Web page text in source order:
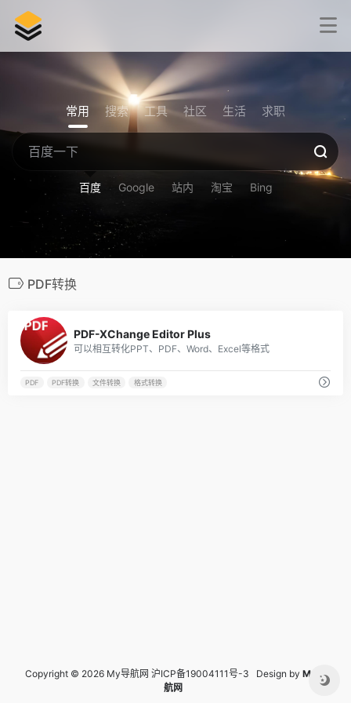
常用 搜索 工具 社区 生活 求职
百度 Google 站内 淘宝 Bing
PDF转换
PDF-XChange Editor Plus
可以相互转化PPT、PDF、Word、Excel等格式
PDF PDF转换 文件转换 格式转换
Copyright © 2026 My导航网 沪ICP备19004111号-3 Design by My导
航网